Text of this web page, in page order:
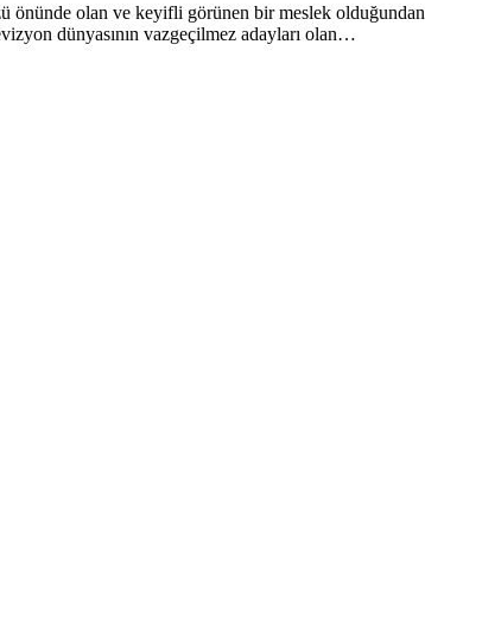
önünde olan ve keyifli görünen bir meslek olduğundan
dünyasının vazgeçilmez adayları olan…